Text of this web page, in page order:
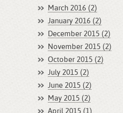
March 2016 (2)
January 2016 (2)
December 2015 (2)
November 2015 (2)
October 2015 (2)
July 2015 (2)
June 2015 (2)
May 2015 (2)
April 2015 (1)